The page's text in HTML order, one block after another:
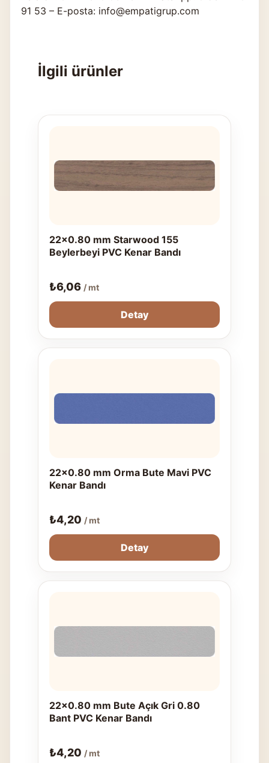
91 53 – E-posta: info@empatigrup.com
İlgili ürünler
22x0.80 mm Starwood 155
Beylerbeyi PVC Kenar Bandı
₺6,06 / mt
Detay
22x0.80 mm Orma Bute Mavi PVC
Kenar Bandı
₺4,20 / mt
Detay
22x0.80 mm Bute Açık Gri 0.80
Bant PVC Kenar Bandı
₺4,20 / mt